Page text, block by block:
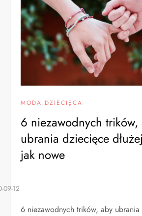
MODA DZIECIĘCA
6 niezawodnych trików,
ubrania dziecięce
jak nowe
6 niezawodnych trików, aby ubrania